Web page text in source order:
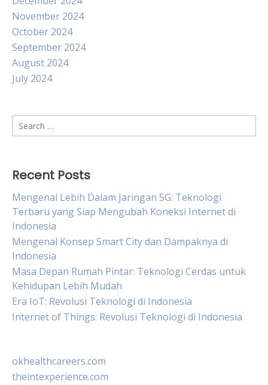
November 2024
October 2024
September 2024
August 2024
July 2024
Search
for:
Recent Posts
Mengenal Lebih Dalam Jaringan 5G: Teknologi
Terbaru yang Siap Mengubah Koneksi Internet di
Indonesia
Mengenal Konsep Smart City dan Dampaknya di
Indonesia
Masa Depan Rumah Pintar: Teknologi Cerdas untuk
Kehidupan Lebih Mudah
Era IoT: Revolusi Teknologi di Indonesia
Internet of Things: Revolusi Teknologi di Indonesia
okhealthcareers.com
theintexperience.com